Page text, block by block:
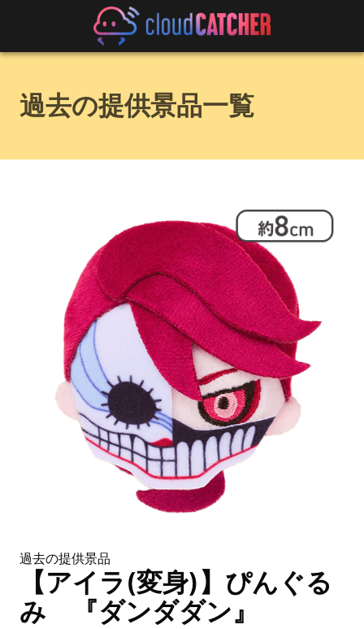
過去の提供景品一覧
過去の提供景品
【アイラ(変身)】ぴんぐる
み 『ダンダダン』